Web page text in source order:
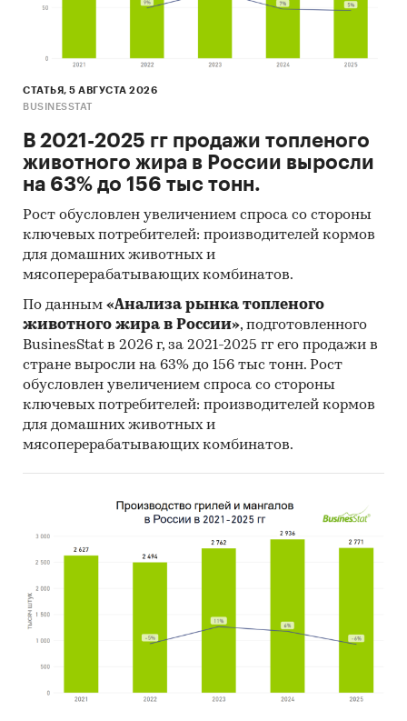
время и в будущем.
службы РФ, ФСГС РФ (Росстат).
Eurostat.
Печатные и электронные деловые и
аналитические обзоры.
Ресурсы сети Интернет в России и мире.
Экспертные опросы.
Материалы участников отечественного и
мирового рынков.
Результаты исследований маркетинговых и
консалтинговых агентств.
Материалы отраслевых учреждений и базы
данных.
Результаты ценовых мониторингов.
Материалы и базы данных статистики ООН
(United Nations Statistics Division:
Commodity Trade Statistics, Industrial
Organization и др.).
Материалы Международного Валютного
Фонда (International Monetary Fund).
СТАТЬЯ, 5 АВГУСТА 2026
BUSINESSTAT
В 2021-2025 гг продажи топленого
животного жира в России выросли
на 63% до 156 тыс тонн.
Рост обусловлен увеличением спроса со стороны
ключевых потребителей: производителей кормов
для домашних животных и
мясоперерабатывающих комбинатов.
По данным «Анализа рынка топленого
животного жира в России», подготовленного
BusinesStat в 2026 г, за 2021-2025 гг его продажи в
стране выросли на 63% до 156 тыс тонн. Рост
обусловлен увеличением спроса со стороны
ключевых потребителей: производителей кормов
для домашних животных и
мясоперерабатывающих комбинатов.